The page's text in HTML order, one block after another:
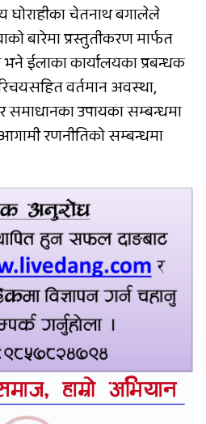
मरुभूमिको पसिनादेखि बैंकको
उद्यमी बनेकाहरूको कथा
निःशुल्क विशेषज्ञ स्वास्थ्य शिविर,
जनाले लिए सेवा
घोराहीका चेतनाथ बगालेले
बारेमा प्रस्तुतीकरण मार्फत
भने ईलाका कार्यालयका प्रबन्धक
वर्तमान अवस्था,
उपायका सम्बन्धमा
आगामी रणनीतिको सम्बन्धमा